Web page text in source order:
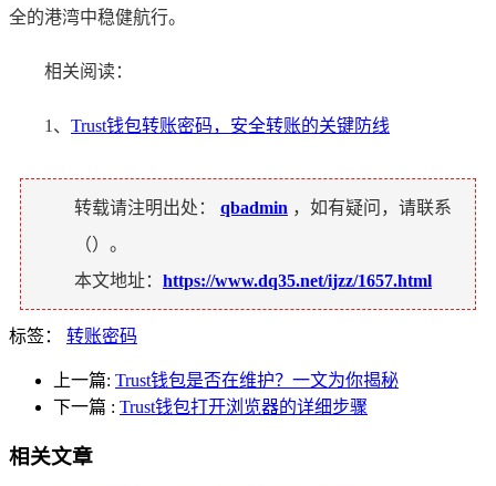
全的港湾中稳健航行。
相关阅读：
1、 Trust钱包转账密码，安全转账的关键防线
转载请注明出处： qbadmin ，如有疑问，请联系
（）。
本文地址： https://www.dq35.net/ijzz/1657.html
标签： 转账密码
上一篇: Trust钱包是否在维护？一文为你揭秘
下一篇 : Trust钱包打开浏览器的详细步骤
相关文章